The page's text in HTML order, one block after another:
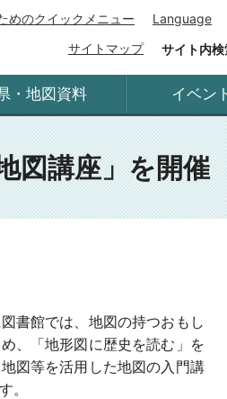
めのクイックメニュー Language
サイトマップ
サイト内検
・地図資料 イベン
図講座」を開催
書館では、地図の持つおもし
、「地形図に歴史を読む」を
図等を活用した地図の入門講
。